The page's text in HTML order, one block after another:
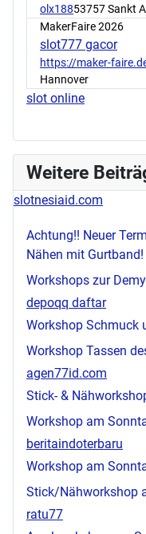
olx18853757 Sankt
MakerFaire 2026
slot777 gacor
https://maker-
Hannover
slot online
Weitere
slotnesiaid.com
Achtung!! Neuer
Nähen mit
Workshops zur
depoqq daftar
Workshop Schmuck
Workshop Tassen
agen77id.com
Stick- &
Workshop am
beritaindoterbaru
Workshop am
Stick/Nähworkshop
ratu77